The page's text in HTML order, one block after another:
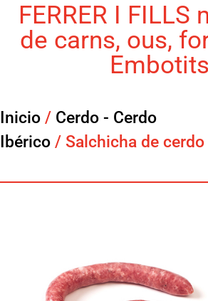
FERRER I FILLS
de carns, ous,
Embotits
Inicio / Cerdo - Cerdo
Ibérico / Salchicha de cerdo